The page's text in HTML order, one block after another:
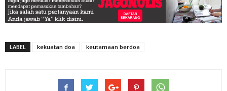
LABEL kekuatan doa keutamaan berdoa